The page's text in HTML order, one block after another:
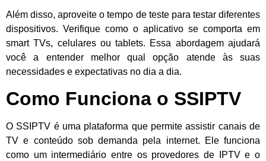
Além disso, aproveite o tempo de teste para testar diferentes
dispositivos. Verifique como o aplicativo se comporta em
smart TVs, celulares ou tablets. Essa abordagem ajudará
você a entender melhor qual opção atende às suas
necessidades e expectativas no dia a dia.
Como Funciona o SSIPTV
O SSIPTV é uma plataforma que permite assistir canais de
TV e conteúdo sob demanda pela internet. Ele funciona
como um intermediário entre os provedores de IPTV e o